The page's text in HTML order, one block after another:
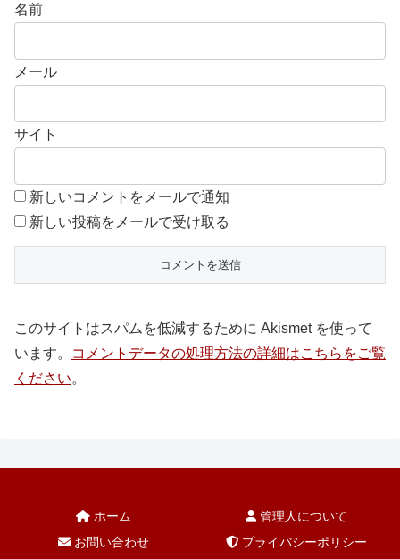
名前
メール
サイト
新しいコメントをメールで通知
新しい投稿をメールで受け取る
このサイトはスパムを低減するために Akismet を使って
います。
コメントデータの処理方法の詳細はこちらをご覧
ください。
ホーム
管理人について
お問い合わせ
プライバシーポリシー